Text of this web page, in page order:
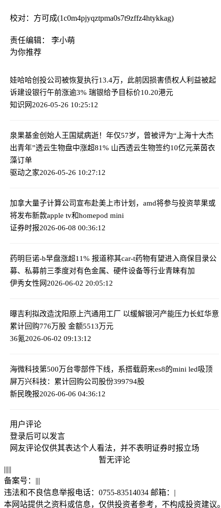
校对：方可成(1c0m4pjyqztpma0s7t9zffz4htykkag)
责任编辑： 李小萌
为你推荐
娃哈哈创投公司被恢复执行13.4万，此前因损害债权人利益被起
诉建设银行午前涨逾3% 瑞银给予目标价10.20港元
知识网2026-05-26 10:25:12
泉果基金创始人王国斌病逝！年仅57岁，曾被评为“上海十大杰
出青年”透云生物盘中涨超81% 山西透云生物签约10亿元莱茵衣
藻订单
驱动之家2026-05-26 10:27:12
加拿大量子计算公司宣布赴美上市计划，amd将参与投资苹果或
将发布新款apple tv和homepod mini
证券时报2026-06-08 00:36:12
药明巨诺-b早盘涨超11% 报道称其car-t药物有望进入商保目录公
募、私募前三季度对有色金属、硬件设备等行业青睐有加
伊秀女性网2026-06-02 20:05:12
曝吉利拟改造沈阳原上汽通用工厂 以缓解银河产能压力长虹华意
累计回购776万股 金额5513万元
36氪2026-06-02 09:13:12
海微科技第500万台零部件下线，系搭载蔚来es8的mini led吸顶
屏万兴科技：累计回购公司股份399794股
新民晚报2026-06-06 04:36:12
用户评论
登录后可以发言
网友评论仅供其表达个人看法，并不表明证券时报立场
暂无评论
|||||
备案号： |||
违法和不良信息举报电话：0755-83514034 邮箱： |
本网站提供之资料或信息，仅供投资者参考，不构成投资建议